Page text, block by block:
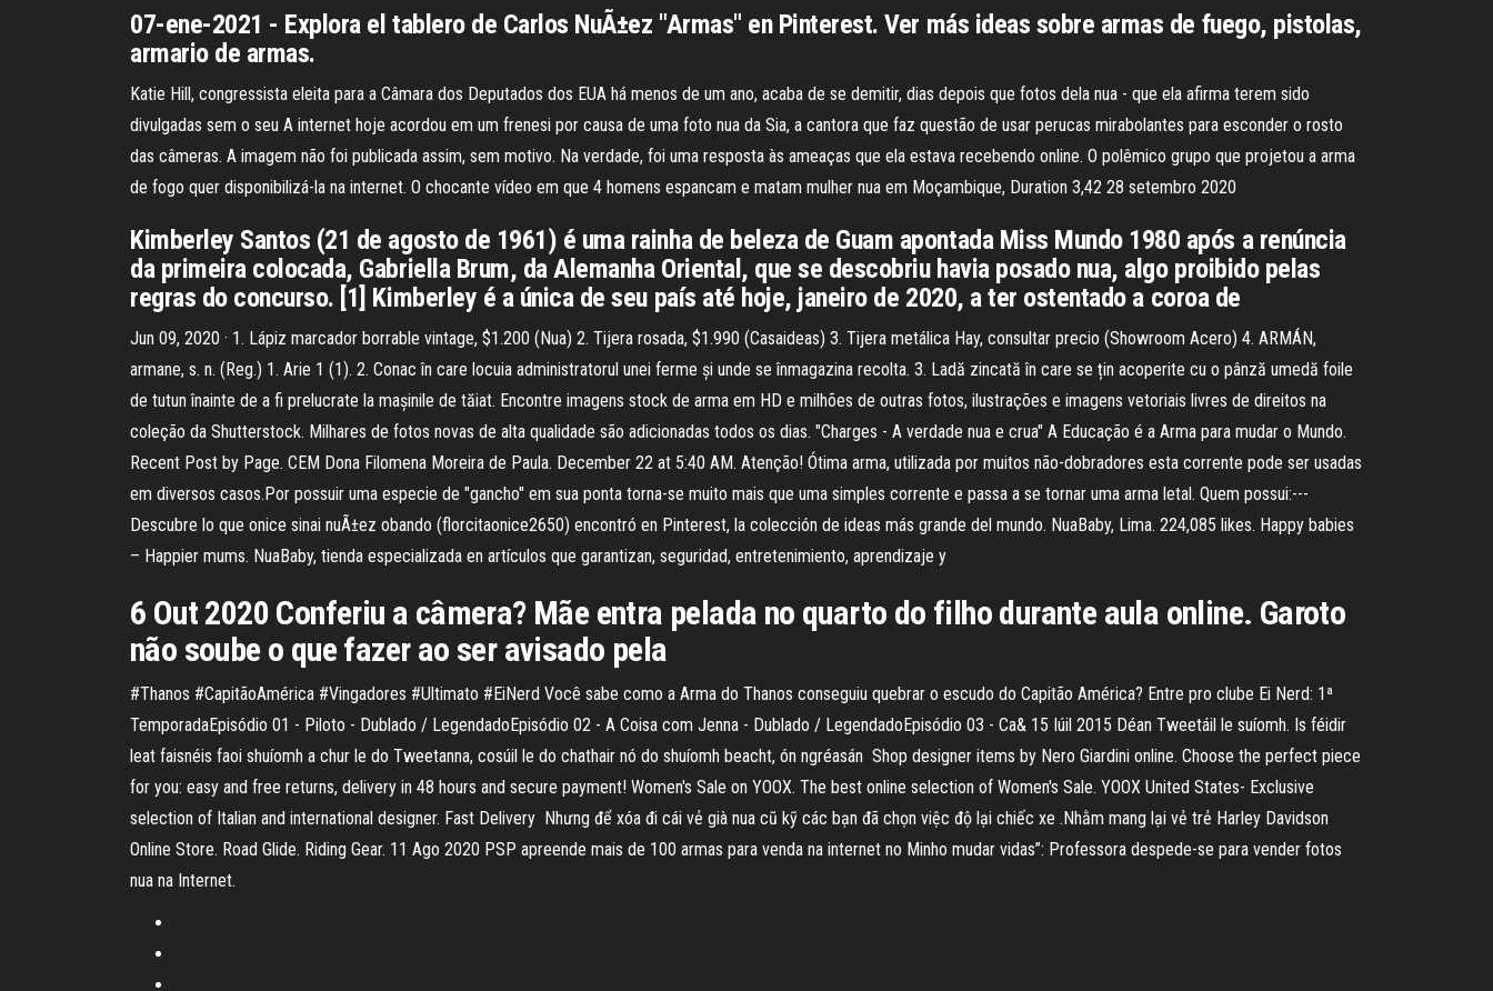
07-ene-2021 - Explora el tablero de Carlos NuÃ±ez "Armas" en Pinterest. Ver más ideas sobre armas de fuego, pistolas,
armario de armas.
Katie Hill, congressista eleita para a Câmara dos Deputados dos EUA há menos de um ano, acaba de se demitir, dias depois que fotos dela nua - que ela afirma terem sido
divulgadas sem o seu A internet hoje acordou em um frenesi por causa de uma foto nua da Sia, a cantora que faz questão de usar perucas mirabolantes para esconder o rosto
das câmeras. A imagem não foi publicada assim, sem motivo. Na verdade, foi uma resposta às ameaças que ela estava recebendo online. O polêmico grupo que projetou a arma
de fogo quer disponibilizá-la na internet. O chocante vídeo em que 4 homens espancam e matam mulher nua em Moçambique, Duration 3,42 28 setembro 2020
Kimberley Santos (21 de agosto de 1961) é uma rainha de beleza de Guam apontada Miss Mundo 1980 após a renúncia
da primeira colocada, Gabriella Brum, da Alemanha Oriental, que se descobriu havia posado nua, algo proibido pelas
regras do concurso. [1] Kimberley é a única de seu país até hoje, janeiro de 2020, a ter ostentado a coroa de
Jun 09, 2020 · 1. Lápiz marcador borrable vintage, $1.200 (Nua) 2. Tijera rosada, $1.990 (Casaideas) 3. Tijera metálica Hay, consultar precio (Showroom Acero) 4. ARMÁN,
armane, s. n. (Reg.) 1. Arie 1 (1). 2. Conac în care locuia administratorul unei ferme și unde se înmagazina recolta. 3. Ladă zincată în care se țin acoperite cu o pânză umedă foile
de tutun înainte de a fi prelucrate la mașinile de tăiat. Encontre imagens stock de arma em HD e milhões de outras fotos, ilustrações e imagens vetoriais livres de direitos na
coleção da Shutterstock. Milhares de fotos novas de alta qualidade são adicionadas todos os dias. "Charges - A verdade nua e crua" A Educação é a Arma para mudar o Mundo.
Recent Post by Page. CEM Dona Filomena Moreira de Paula. December 22 at 5:40 AM. Atenção! Ótima arma, utilizada por muitos não-dobradores esta corrente pode ser usadas
em diversos casos.Por possuir uma especie de "gancho" em sua ponta torna-se muito mais que uma simples corrente e passa a se tornar uma arma letal. Quem possui:---
Descubre lo que onice sinai nuÃ±ez obando (florcitaonice2650) encontró en Pinterest, la colección de ideas más grande del mundo. NuaBaby, Lima. 224,085 likes. Happy babies
– Happier mums. NuaBaby, tienda especializada en artículos que garantizan, seguridad, entretenimiento, aprendizaje y
6 Out 2020 Conferiu a câmera? Mãe entra pelada no quarto do filho durante aula online. Garoto
não soube o que fazer ao ser avisado pela
#Thanos #CapitãoAmérica #Vingadores #Ultimato #EiNerd Você sabe como a Arma do Thanos conseguiu quebrar o escudo do Capitão América? Entre pro clube Ei Nerd: 1ª
TemporadaEpisódio 01 - Piloto - Dublado / LegendadoEpisódio 02 - A Coisa com Jenna - Dublado / LegendadoEpisódio 03 - Ca& 15 Iúil 2015 Déan Tweetáil le suíomh. Is féidir
leat faisnéis faoi shuíomh a chur le do Tweetanna, cosúil le do chathair nó do shuíomh beacht, ón ngréasán Shop designer items by Nero Giardini online. Choose the perfect piece
for you: easy and free returns, delivery in 48 hours and secure payment! Women's Sale on YOOX. The best online selection of Women's Sale. YOOX United States- Exclusive
selection of Italian and international designer. Fast Delivery Nhưng để xóa đi cái vẻ già nua cũ kỹ các bạn đã chọn việc độ lại chiếc xe .Nhằm mang lại vẻ trẻ Harley Davidson
Online Store. Road Glide. Riding Gear. 11 Ago 2020 PSP apreende mais de 100 armas para venda na internet no Minho mudar vidas”: Professora despede-se para vender fotos
nua na Internet.